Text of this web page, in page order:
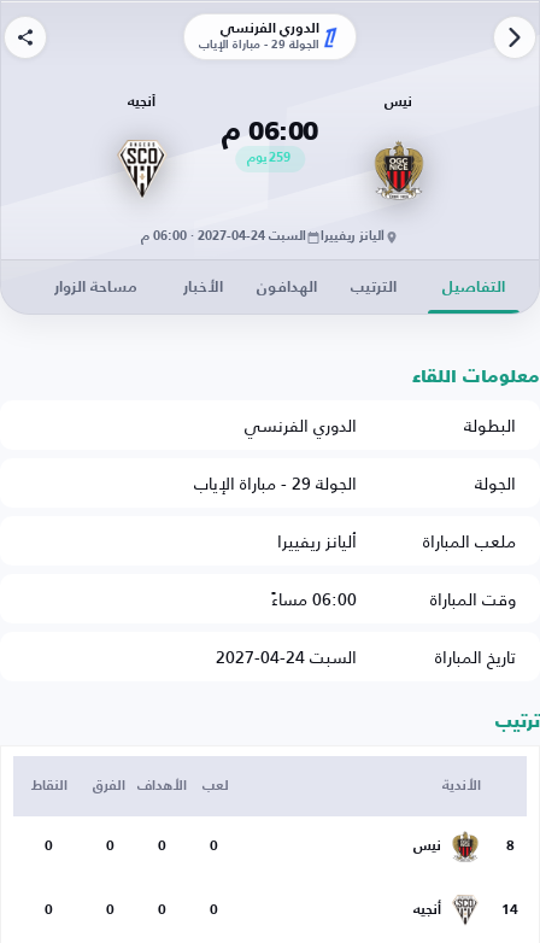
الدوري الفرنسي
الجولة 29 - مباراة الإياب
نيس
06:00 م
259يوم
أنجيه
أليانز ريفييرا السبت 24-04-2027 · 06:00 م
التفاصيل الترتيب الهدافون الأخبار مساحة الزوار
معلومات اللقاء
البطولة
الدوري الفرنسي
الجولة
الجولة 29 - مباراة الإياب
ملعب المباراة
أليانز ريفييرا
وقت المباراة
06:00 مساءً
تاريخ المباراة
السبت 24-04-2027
ترتيب
الأندية لعب الأهداف الفرق النقاط
8 نيس 0
0
0
0
14 أنجيه 0
0
0
0